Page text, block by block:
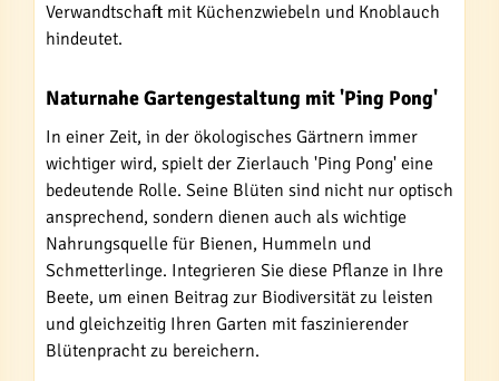
Verwandtschaft mit Küchenzwiebeln und Knoblauch
hindeutet.
Naturnahe Gartengestaltung mit 'Ping Pong'
In einer Zeit, in der ökologisches Gärtnern immer
wichtiger wird, spielt der Zierlauch 'Ping Pong' eine
bedeutende Rolle. Seine Blüten sind nicht nur optisch
ansprechend, sondern dienen auch als wichtige
Nahrungsquelle für Bienen, Hummeln und
Schmetterlinge. Integrieren Sie diese Pflanze in Ihre
Beete, um einen Beitrag zur Biodiversität zu leisten
und gleichzeitig Ihren Garten mit faszinierender
Blütenpracht zu bereichern.